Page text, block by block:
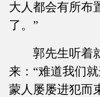
大人都会有所布
了。”
郭先生听着就
来：“难道我们
蒙人屡屡进犯而